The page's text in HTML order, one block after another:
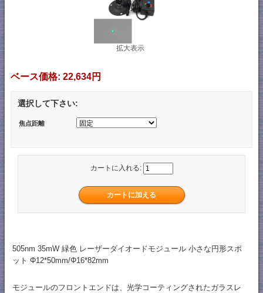
拡大表示
ベース価格: 22,634円
選択して下さい:
焦点距離
カートに入れる:
505nm 35mW 緑色 レーザーダイオードモジュール 小さな円形スポ
ット Φ12*50mm/Φ16*82mm
モジュールのフロントエンドは、光学コーティングされたガラスレ